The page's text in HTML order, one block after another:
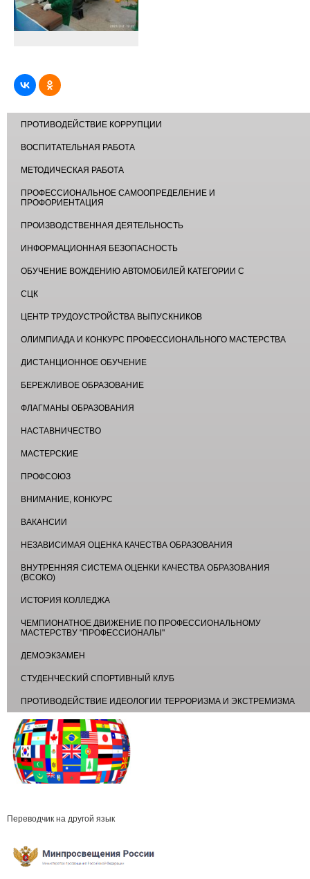
ПРОТИВОДЕЙСТВИЕ КОРРУПЦИИ
ВОСПИТАТЕЛЬНАЯ РАБОТА
МЕТОДИЧЕСКАЯ РАБОТА
ПРОФЕССИОНАЛЬНОЕ САМООПРЕДЕЛЕНИЕ И
ПРОФОРИЕНТАЦИЯ
ПРОИЗВОДСТВЕННАЯ ДЕЯТЕЛЬНОСТЬ
ИНФОРМАЦИОННАЯ БЕЗОПАСНОСТЬ
ОБУЧЕНИЕ ВОЖДЕНИЮ АВТОМОБИЛЕЙ КАТЕГОРИИ С
СЦК
ЦЕНТР ТРУДОУСТРОЙСТВА ВЫПУСКНИКОВ
ОЛИМПИАДА И КОНКУРС ПРОФЕССИОНАЛЬНОГО МАСТЕРСТВА
ДИСТАНЦИОННОЕ ОБУЧЕНИЕ
БЕРЕЖЛИВОЕ ОБРАЗОВАНИЕ
ФЛАГМАНЫ ОБРАЗОВАНИЯ
НАСТАВНИЧЕСТВО
МАСТЕРСКИЕ
ПРОФСОЮЗ
ВНИМАНИЕ, КОНКУРС
ВАКАНСИИ
НЕЗАВИСИМАЯ ОЦЕНКА КАЧЕСТВА ОБРАЗОВАНИЯ
ВНУТРЕННЯЯ СИСТЕМА ОЦЕНКИ КАЧЕСТВА ОБРАЗОВАНИЯ
(ВСОКО)
ИСТОРИЯ КОЛЛЕДЖА
ЧЕМПИОНАТНОЕ ДВИЖЕНИЕ ПО ПРОФЕССИОНАЛЬНОМУ
МАСТЕРСТВУ "ПРОФЕССИОНАЛЫ"
ДЕМОЭКЗАМЕН
СТУДЕНЧЕСКИЙ СПОРТИВНЫЙ КЛУБ
ПРОТИВОДЕЙСТВИЕ ИДЕОЛОГИИ ТЕРРОРИЗМА И ЭКСТРЕМИЗМА
Переводчик на другой язык